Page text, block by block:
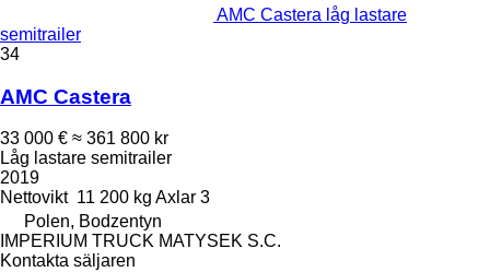
AMC Castera låg lastare
semitrailer
34
AMC Castera
33 000 € ≈ 361 800 kr
Låg lastare semitrailer
2019
Nettovikt 11 200 kg Axlar 3
Polen, Bodzentyn
IMPERIUM TRUCK MATYSEK S.C.
Kontakta säljaren